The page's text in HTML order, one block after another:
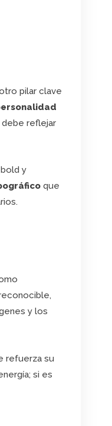
pilar clave
debe reflejar
y
que
y los
refuerza su
si es